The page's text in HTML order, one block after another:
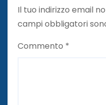
Il tuo indirizzo email
campi obbligatori
Commento *